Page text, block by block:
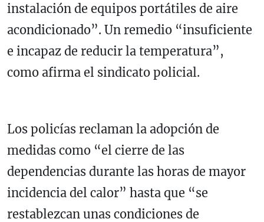
instalación de equipos portátiles de aire
acondicionado”. Un remedio “insuficiente
e incapaz de reducir la temperatura”,
como afirma el sindicato policial.
Los policías reclaman la adopción de
medidas como “el cierre de las
dependencias durante las horas de mayor
incidencia del calor” hasta que “se
restablezcan unas condiciones de